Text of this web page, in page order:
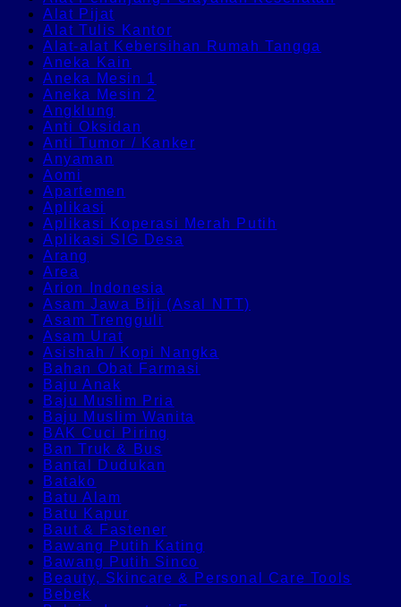
Alat Pijat
Alat Tulis Kantor
Alat-alat Kebersihan Rumah Tangga
Aneka Kain
Aneka Mesin 1
Aneka Mesin 2
Angklung
Anti Oksidan
Anti Tumor / Kanker
Anyaman
Aomi
Apartemen
Aplikasi
Aplikasi Koperasi Merah Putih
Aplikasi SIG Desa
Arang
Area
Arion Indonesia
Asam Jawa Biji (Asal NTT)
Asam Trengguli
Asam Urat
Asishah / Kopi Nangka
Bahan Obat Farmasi
Baju Anak
Baju Muslim Pria
Baju Muslim Wanita
BAK Cuci Piring
Ban Truk & Bus
Bantal Dudukan
Batako
Batu Alam
Batu Kapur
Baut & Fastener
Bawang Putih Kating
Bawang Putih Sinco
Beauty, Skincare & Personal Care Tools
Bebek